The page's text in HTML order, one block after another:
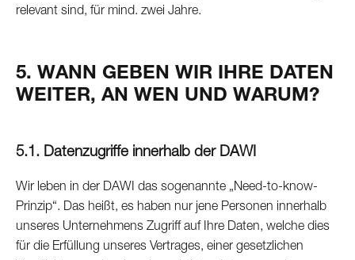
relevant sind, für mind. zwei Jahre.
5. WANN GEBEN WIR IHRE DATEN
WEITER, AN WEN UND WARUM?
5.1. Datenzugriffe innerhalb der DAWI
Wir leben in der DAWI das sogenannte „Need-to-know-
Prinzip“. Das heißt, es haben nur jene Personen innerhalb
unseres Unternehmens Zugriff auf Ihre Daten, welche dies
für die Erfüllung unseres Vertrages, einer gesetzlichen